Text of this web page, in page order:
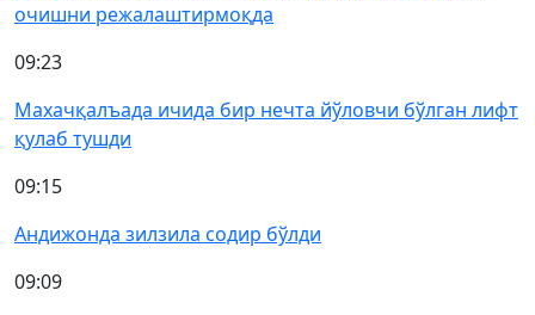
очишни режалаштирмоқда
09:23
Махачқалъада ичида бир нечта йўловчи бўлган лифт
қулаб тушди
09:15
Андижонда зилзила содир бўлди
09:09